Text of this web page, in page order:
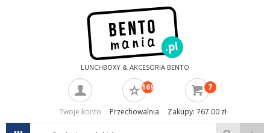
LUNCHBOXY & AKCESORIA BENTO
Twoje konto
169
Przechowalnia
7
Zakupy: 767.00 zł